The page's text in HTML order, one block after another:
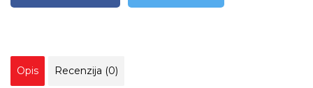
Opis Recenzija (0)